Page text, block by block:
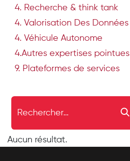
4. Recherche & think tank
4. Valorisation Des Données
4. Véhicule Autonome
4.Autres expertises pointues
9. Plateformes de services
Aucun résultat.